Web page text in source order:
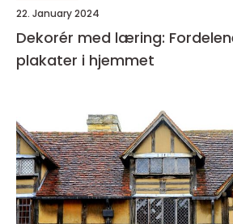
22. January 2024
Dekorér med læring:
plakater i hjemmet